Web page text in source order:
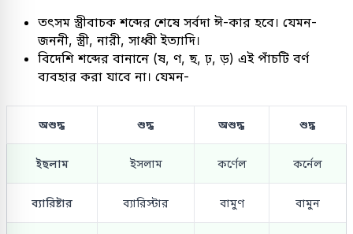
তৎসম স্ত্রীবাচক শব্দের শেষে সর্বদা ঈ-কার হবে। যেমন-
জননী, স্ত্রী, নারী, সাধ্বী ইত্যাদি।
বিদেশি শব্দের বানানে (ষ, ণ, ছ, ঢ়, ড়) এই পাঁচটি বর্ণ
ব্যবহার করা যাবে না। যেমন-
অশুদ্ধ শুদ্ধ অশুদ্ধ শুদ্ধ
ইছলাম ইসলাম কর্ণেল কর্নেল
ব্যারিষ্টার ব্যারিস্টার বামুণ বামুন